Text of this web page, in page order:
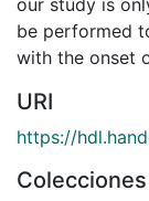
our study is
be performed
with the onset
URI
https://
Colecciones